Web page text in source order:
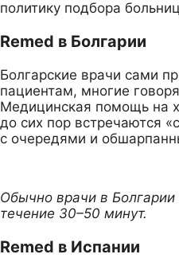
политику подбора
Remed в Болгарии
Болгарские врачи сами
пациентам, многие
Медицинская помощь на
до сих пор встречаются
с очередями и
Обычно врачи в
течение 30–50 минут.
Remed в Испании